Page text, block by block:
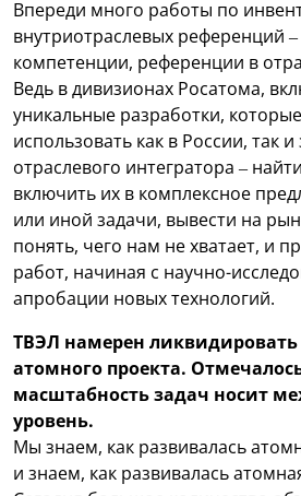
Впереди много работы по
внутриотраслевых референций
компетенции, референции в
Ведь в дивизионах Росатома,
уникальные разработки,
использовать как в России, так
отраслевого интегратора –
включить их в комплексное
или иной задачи, вывести на
понять, чего нам не хватает, и
работ, начиная с научно-
апробации новых технологий.
ТВЭЛ намерен ликвидировать
атомного проекта.
масштабность задач носит
уровень.
Мы знаем, как развивалась
и знаем, как развивалась